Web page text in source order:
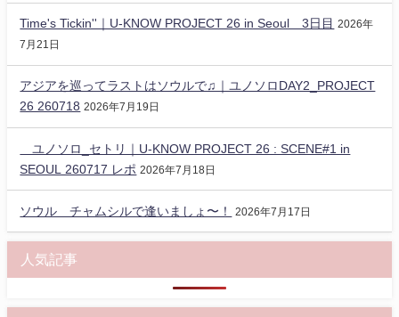
Time's Tickin''｜U-KNOW PROJECT 26 in Seoul 3日目
2026年
7月21日
アジアを巡ってラストはソウルで♫｜ユノソロDAY2_PROJECT
26 260718 2026年7月19日
ユノソロ_セトリ｜U-KNOW PROJECT 26 : SCENE#1 in
SEOUL 260717 レポ 2026年7月18日
ソウル チャムシルで逢いましょ〜！ 2026年7月17日
人気記事